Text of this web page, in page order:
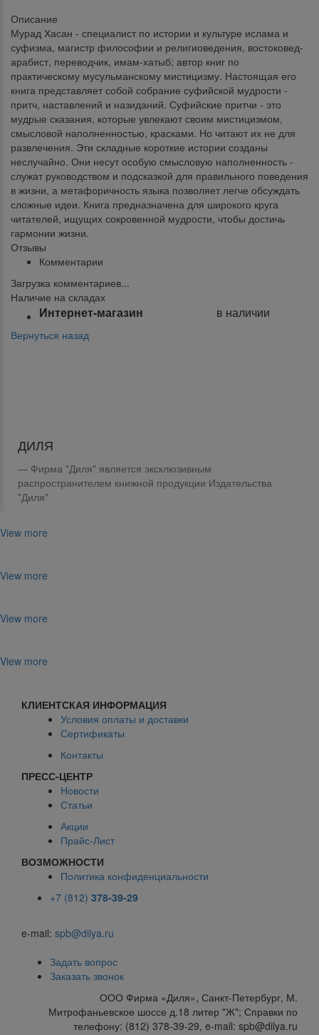
Описание
Мурад Хасан - специалист по истории и культуре ислама и
суфизма, магистр философии и религиоведения, востоковед-
арабист, переводчик, имам-хатыб; автор книг по
практическому мусульманскому мистицизму. Настоящая его
книга представляет собой собрание суфийской мудрости -
притч, наставлений и назиданий. Суфийские притчи - это
мудрые сказания, которые увлекают своим мистицизмом,
смысловой наполненностью, красками. Но читают их не для
развлечения. Эти складные короткие истории созданы
неслучайно. Они несут особую смысловую наполненность -
служат руководством и подсказкой для правильного поведения
в жизни, а метафоричность языка позволяет легче обсуждать
сложные идеи. Книга предназначена для широкого круга
читателей, ищущих сокровенной мудрости, чтобы достичь
гармонии жизни.
Отзывы
Комментарии
Загрузка комментариев...
Наличие на складах
Интернет-магазин в наличии
Вернуться назад
ДИЛЯ
Фирма "Диля" является эксклюзивным
распространителем книжной продукции Издательства
"Диля"
View more
View more
View more
View more
КЛИЕНТСКАЯ ИНФОРМАЦИЯ
Условия оплаты и доставки
Сертификаты
Контакты
ПРЕСС-ЦЕНТР
Новости
Статьи
Акции
Прайс-Лист
ВОЗМОЖНОСТИ
Политика конфиденциальности
+7 (812) 378-39-29
e-mail: spb@dilya.ru
Задать вопрос
Заказать звонок
ООО Фирма «Диля», Санкт-Петербург, М.
Митрофаньевское шоссе д.18 литер "Ж"; Справки по
телефону: (812) 378-39-29, e-mail: spb@dilya.ru